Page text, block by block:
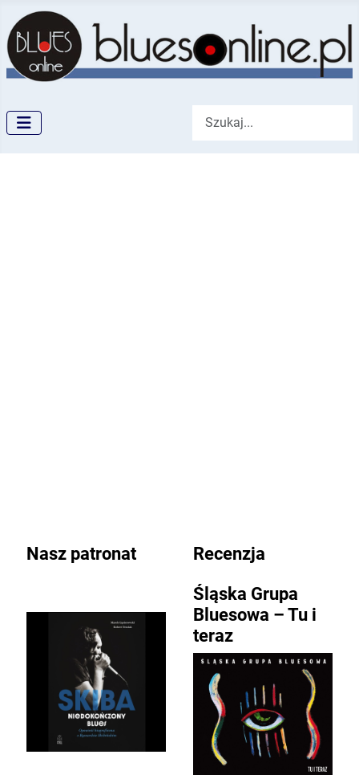
Szukaj
Nasz patronat Recenzja
Śląska Grupa
Bluesowa – Tu i
teraz